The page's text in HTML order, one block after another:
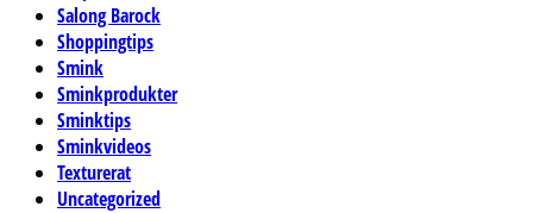
Salong Barock
Shoppingtips
Smink
Sminkprodukter
Sminktips
Sminkvideos
Texturerat
Uncategorized